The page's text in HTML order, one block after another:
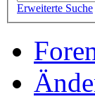
Erweiterte Suche